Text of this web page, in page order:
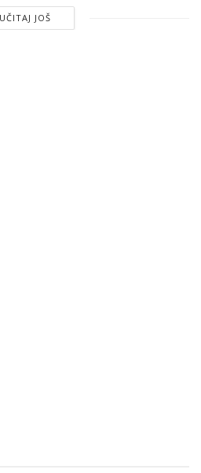
UČITAJ JOŠ